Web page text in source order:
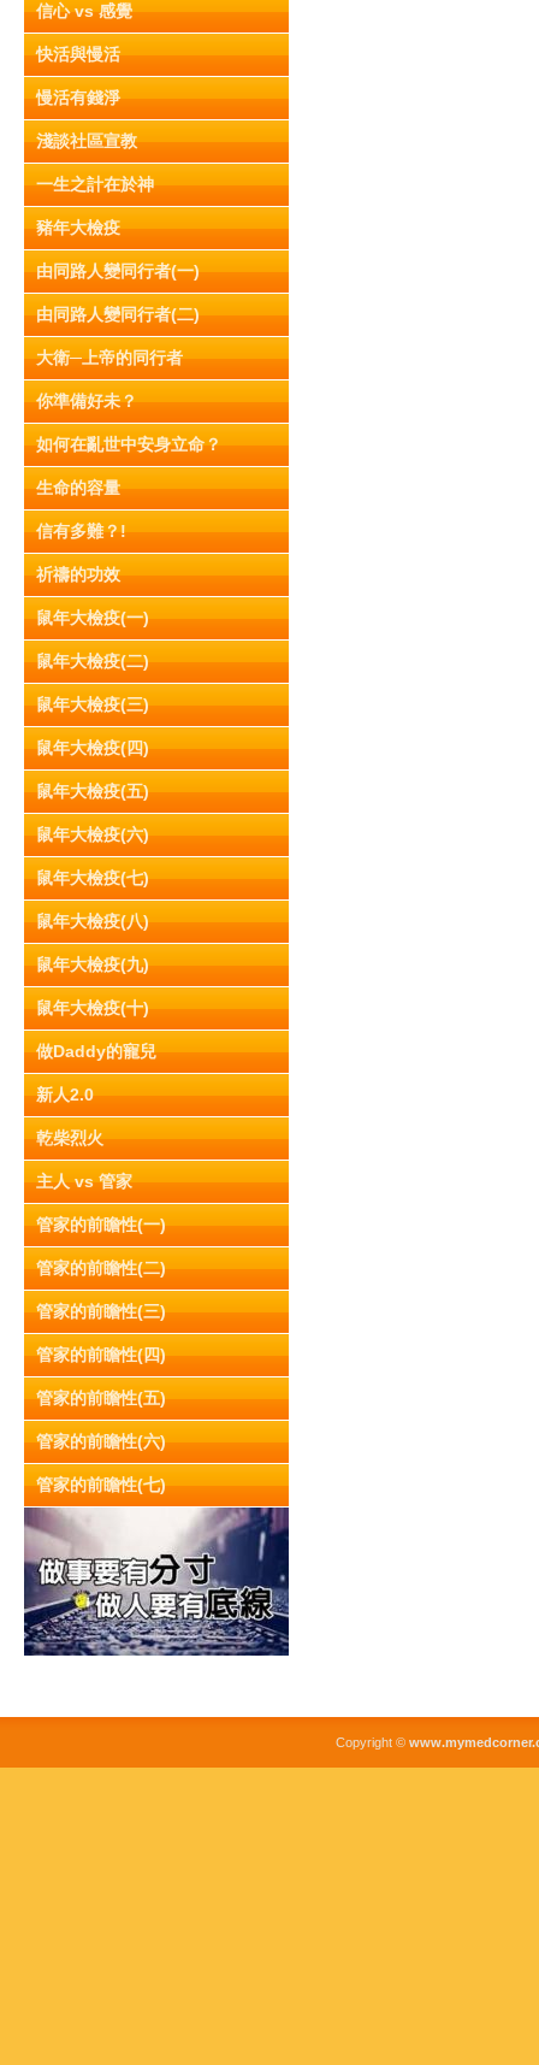
信心 vs 感覺
快活與慢活
慢活有錢淨
淺談社區宣教
一生之計在於神
豬年大檢疫
由同路人變同行者(一)
由同路人變同行者(二)
大衛─上帝的同行者
你準備好未？
如何在亂世中安身立命？
生命的容量
信有多難？!
祈禱的功效
鼠年大檢疫(一)
鼠年大檢疫(二)
鼠年大檢疫(三)
鼠年大檢疫(四)
鼠年大檢疫(五)
鼠年大檢疫(六)
鼠年大檢疫(七)
鼠年大檢疫(八)
鼠年大檢疫(九)
鼠年大檢疫(十)
做Daddy的寵兒
新人2.0
乾柴烈火
主人 vs 管家
管家的前瞻性(一)
管家的前瞻性(二)
管家的前瞻性(三)
管家的前瞻性(四)
管家的前瞻性(五)
管家的前瞻性(六)
管家的前瞻性(七)
Copyright ©